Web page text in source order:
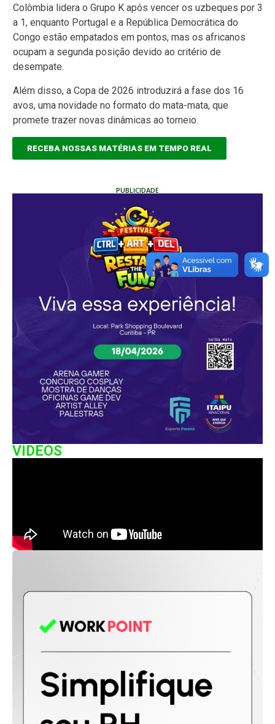
Colômbia lidera o Grupo K após vencer os uzbeques por 3
a 1, enquanto Portugal e a República Democrática do
Congo estão empatados em pontos, mas os africanos
ocupam a segunda posição devido ao critério de
desempate.
Além disso, a Copa de 2026 introduzirá a fase dos 16
avos, uma novidade no formato do mata-mata, que
promete trazer novas dinâmicas ao torneio.
RECEBA NOSSAS MATÉRIAS EM TEMPO REAL
PUBLICIDADE
VIDEOS